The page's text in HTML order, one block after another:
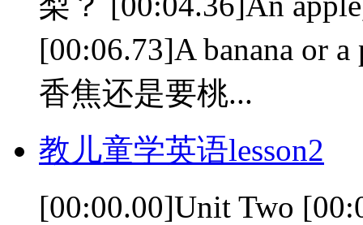
[00:06.73]A banana or
香焦还是要桃...
教儿童学英语lesson2
[00:00.00]Unit Two